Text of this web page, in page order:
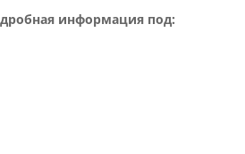
информация под: